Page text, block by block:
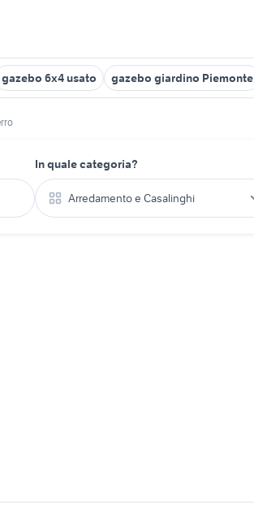
gazebo 6x4 usato gazebo giardino Piemonte
In quale categoria?
Arredamento e Casalinghi